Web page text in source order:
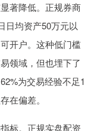
著降低。正规券商
日均资产50万元以
开户。这种低门槛
领域，但也埋下了
为交易经验不足1
在偏差。
标。正规实盘配资